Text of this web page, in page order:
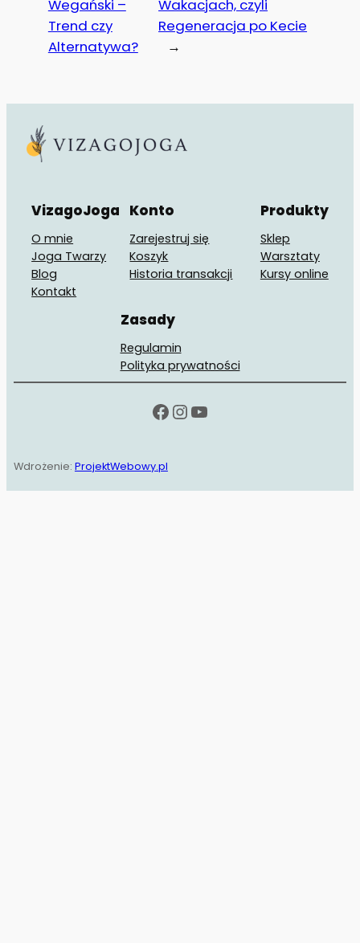
Wegański –
Trend czy
Alternatywa?
Wakacjach, czyli
Regeneracja po Kecie
→
VizagoJoga
O mnie
Joga Twarzy
Blog
Kontakt
Konto
Zarejestruj się
Koszyk
Historia transakcji
Produkty
Sklep
Warsztaty
Kursy online
Zasady
Regulamin
Polityka prywatności
Facebook
Instagram
YouTube
Wdrożenie: ProjektWebowy.pl